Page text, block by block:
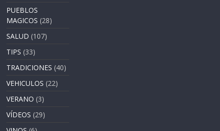
PUEBLOS
MAGICOS (28)
SALUD (107)
TIPS (33)
TRADICIONES (40)
VEHICULOS (22)
VERANO (3)
VÍDEOS (29)